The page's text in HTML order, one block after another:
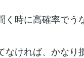
時に高確率でう
なければ、かなり